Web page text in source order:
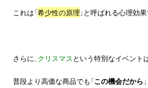
これは「希少性の原理 」と呼ばれる心理効果
さらに、 クリスマスという特別なイベント
普段より高価な商品でも「この機会だから